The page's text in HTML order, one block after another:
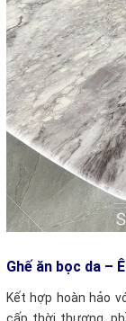
Ghế ăn bọc da –
Kết hợp hoàn hảo